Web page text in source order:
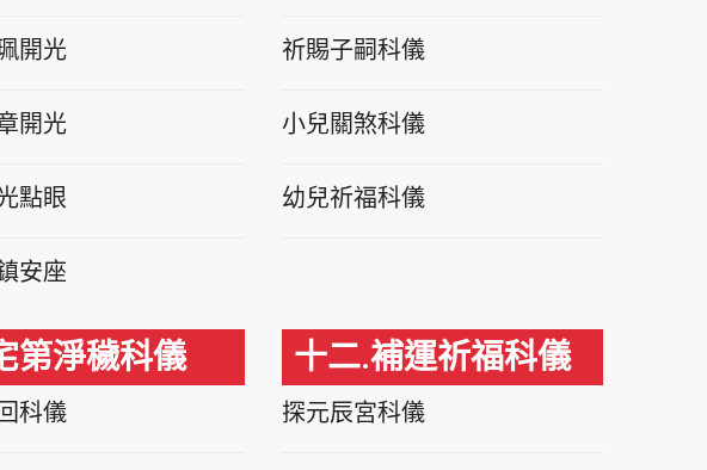
開光
開光
點眼
安座
第淨穢科儀
科儀
祈賜子嗣科儀
小兒關煞科儀
幼兒祈福科儀
十二.補運祈福科儀
探元辰宮科儀